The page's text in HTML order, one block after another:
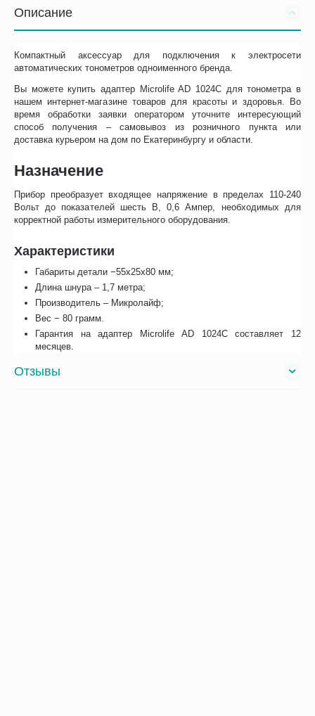
Описание
Компактный аксессуар для подключения к электросети
автоматических тонометров одноименного бренда.
Вы можете купить адаптер Microlife AD 1024C для тонометра в
нашем интернет-магазине товаров для красоты и здоровья. Во
время обработки заявки оператором уточните интересующий
способ получения – самовывоз из розничного пункта или
доставка курьером на дом по Екатеринбургу и области.
Назначение
Прибор преобразует входящее напряжение в пределах 110-240
Вольт до показателей шесть В, 0,6 Ампер, необходимых для
корректной работы измерительного оборудования.
Характеристики
Габариты детали −55х25х80 мм;
Длина шнура – 1,7 метра;
Производитель – Микролайф;
Вес − 80 грамм.
Гарантия на адаптер Microlife AD 1024C составляет 12
месяцев.
Отзывы